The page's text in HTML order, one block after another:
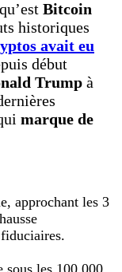
Bitcoin
historiques
avait eu
début
Trump à
marque de
approchant les 3
sous les 100 000